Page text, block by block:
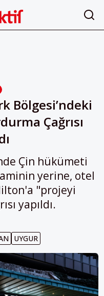
Bölgesi’ndeki
Çağrısı
Çin hükümeti
yerine, otel
"projeyi
yapıldı.
UYGUR